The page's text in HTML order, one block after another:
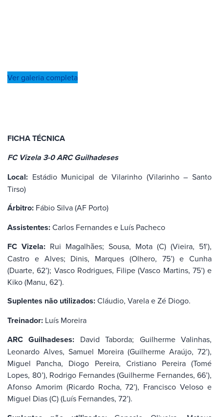
Ver galeria completa
FICHA TÉCNICA
FC Vizela 3-0 ARC Guilhadeses
Local: Estádio Municipal de Vilarinho (Vilarinho – Santo
Tirso)
Árbitro: Fábio Silva (AF Porto)
Assistentes:Carlos Fernandes e Luís Pacheco
FC Vizela: Rui Magalhães; Sousa, Mota (C) (Vieira, 51’),
Castro e Alves; Dinis, Marques (Olhero, 75’) e Cunha
(Duarte, 62’); Vasco Rodrigues, Filipe (Vasco Martins, 75’) e
Kiko (Manu, 62’).
Suplentes não utilizados:Cláudio, Varela e Zé Diogo.
Treinador: Luís Moreira
ARC Guilhadeses: David Taborda; Guilherme Valinhas,
Leonardo Alves, Samuel Moreira (Guilherme Araújo, 72’),
Miguel Pancha, Diogo Pereira, Cristiano Pereira (Tomé
Lopes, 80’), Rodrigo Fernandes (Guilherme Fernandes, 66’),
Afonso Amorim (Ricardo Rocha, 72’), Francisco Veloso e
Miguel Dias (C) (Luís Fernandes, 72’).